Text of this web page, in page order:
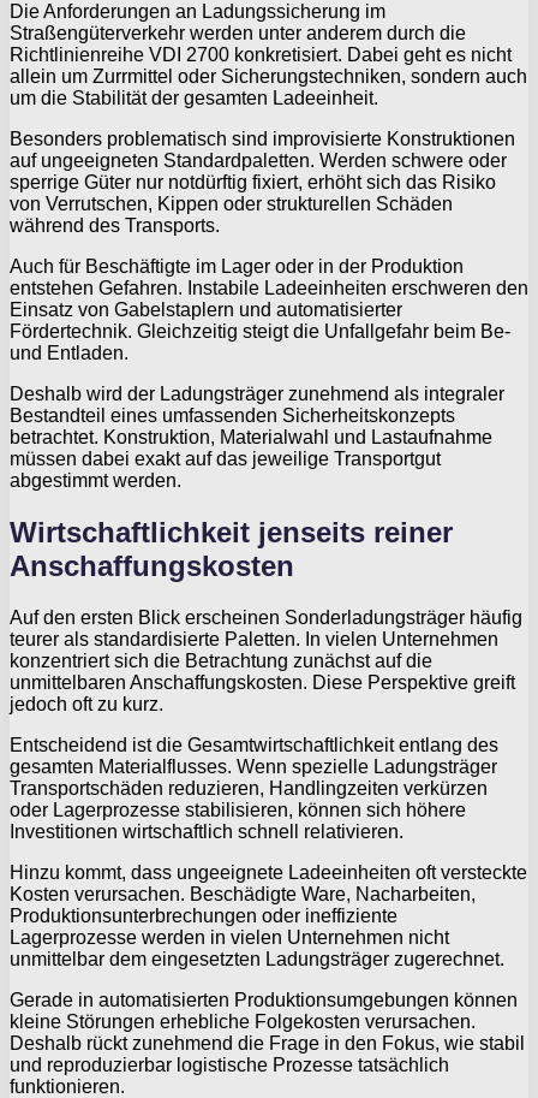
Die Anforderungen an Ladungssicherung im
Straßengüterverkehr werden unter anderem durch die
Richtlinienreihe VDI 2700 konkretisiert. Dabei geht es nicht
allein um Zurrmittel oder Sicherungstechniken, sondern auch
um die Stabilität der gesamten Ladeeinheit.
Besonders problematisch sind improvisierte Konstruktionen
auf ungeeigneten Standardpaletten. Werden schwere oder
sperrige Güter nur notdürftig fixiert, erhöht sich das Risiko
von Verrutschen, Kippen oder strukturellen Schäden
während des Transports.
Auch für Beschäftigte im Lager oder in der Produktion
entstehen Gefahren. Instabile Ladeeinheiten erschweren den
Einsatz von Gabelstaplern und automatisierter
Fördertechnik. Gleichzeitig steigt die Unfallgefahr beim Be-
und Entladen.
Deshalb wird der Ladungsträger zunehmend als integraler
Bestandteil eines umfassenden Sicherheitskonzepts
betrachtet. Konstruktion, Materialwahl und Lastaufnahme
müssen dabei exakt auf das jeweilige Transportgut
abgestimmt werden.
Wirtschaftlichkeit jenseits reiner
Anschaffungskosten
Auf den ersten Blick erscheinen Sonderladungsträger häufig
teurer als standardisierte Paletten. In vielen Unternehmen
konzentriert sich die Betrachtung zunächst auf die
unmittelbaren Anschaffungskosten. Diese Perspektive greift
jedoch oft zu kurz.
Entscheidend ist die Gesamtwirtschaftlichkeit entlang des
gesamten Materialflusses. Wenn spezielle Ladungsträger
Transportschäden reduzieren, Handlingzeiten verkürzen
oder Lagerprozesse stabilisieren, können sich höhere
Investitionen wirtschaftlich schnell relativieren.
Hinzu kommt, dass ungeeignete Ladeeinheiten oft versteckte
Kosten verursachen. Beschädigte Ware, Nacharbeiten,
Produktionsunterbrechungen oder ineffiziente
Lagerprozesse werden in vielen Unternehmen nicht
unmittelbar dem eingesetzten Ladungsträger zugerechnet.
Gerade in automatisierten Produktionsumgebungen können
kleine Störungen erhebliche Folgekosten verursachen.
Deshalb rückt zunehmend die Frage in den Fokus, wie stabil
und reproduzierbar logistische Prozesse tatsächlich
funktionieren.